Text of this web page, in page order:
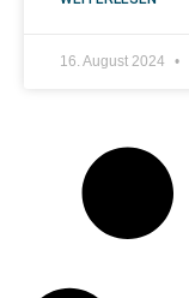
16. August 2024